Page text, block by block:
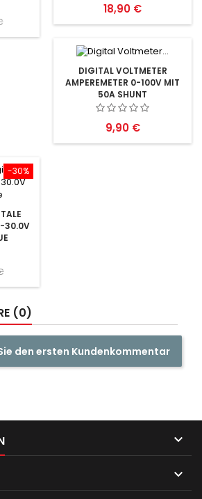
Preis
18,90 €
DIGITAL VOLTMETER
AMPEREMETER 0-100V MIT
50A SHUNT
Preis
9,90 €
-30%
30.0V
(0)
den ersten Kundenkommentar

